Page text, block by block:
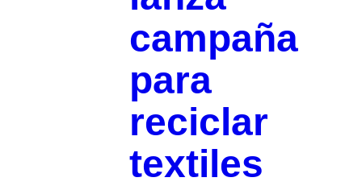
campaña
para
reciclar
textiles